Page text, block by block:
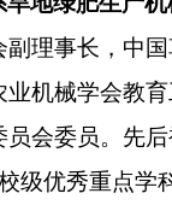
理事长，中
机械学会教
会委员。先
级优秀重点学